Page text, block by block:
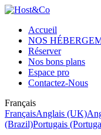
Accueil
NOS
Réserver
Nos bons plans
Espace pro
Contactez-Nous
Français
FrançaisAnglais (UK)
(Brazil)Portugais